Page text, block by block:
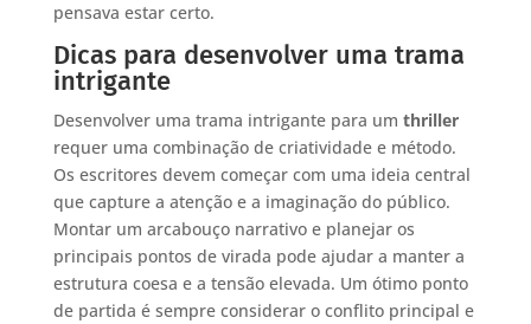
pensava estar certo.
Dicas para desenvolver uma trama
intrigante
Desenvolver uma trama intrigante para um thriller
requer uma combinação de criatividade e método.
Os escritores devem começar com uma ideia central
que capture a atenção e a imaginação do público.
Montar um arcabouço narrativo e planejar os
principais pontos de virada pode ajudar a manter a
estrutura coesa e a tensão elevada. Um ótimo ponto
de partida é sempre considerar o conflito principal e